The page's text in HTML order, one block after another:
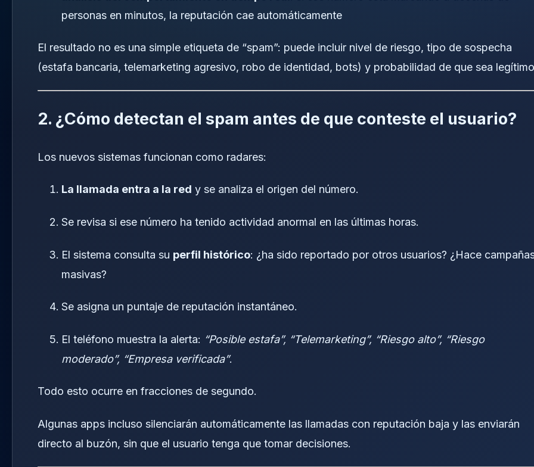
personas en minutos, la reputación cae automáticamente
El resultado no es una simple etiqueta de “spam”: puede incluir nivel de riesgo, tipo de sospecha
(estafa bancaria, telemarketing agresivo, robo de identidad, bots) y probabilidad de que sea
2. ¿Cómo detectan el spam antes de que conteste el usuario?
Los nuevos sistemas funcionan como radares:
La llamada entra a la red y se analiza el origen del número.
Se revisa si ese número ha tenido actividad anormal en las últimas horas.
El sistema consulta su perfil histórico: ¿ha sido reportado por otros usuarios? ¿Hace
masivas?
Se asigna un puntaje de reputación instantáneo.
El teléfono muestra la alerta: “Posible estafa”, “Telemarketing”, “Riesgo alto”, “Riesgo
moderado”, “Empresa verificada”.
Todo esto ocurre en fracciones de segundo.
Algunas apps incluso silenciarán automáticamente las llamadas con reputación baja y las enviarán
directo al buzón, sin que el usuario tenga que tomar decisiones.